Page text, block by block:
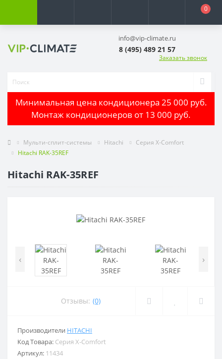
0
info@vip-climate.ru
8 (495) 489 21 57
Заказать звонок
Минимальная цена кондиционера 25 000 руб.
Монтаж кондиционеров от 13 000 руб.
Мульти-сплит-системы Hitachi
Серия X-Comfort
Hitachi RAK-35REF
Hitachi RAK-35REF
‹ ›
Отзывы: (0)
Производители HITACHI
Код Товара: Серия X-Comfort
Артикул: 11434